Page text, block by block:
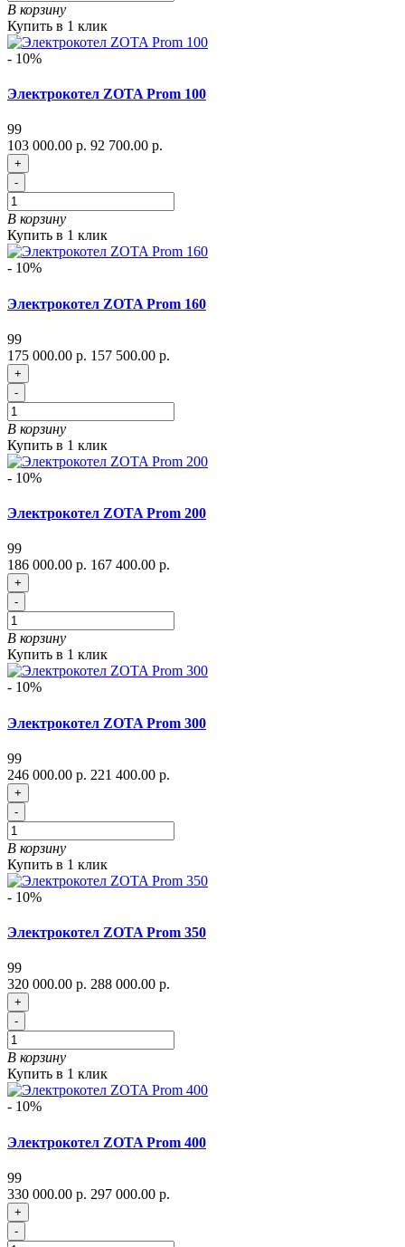
В корзину
Купить в 1 клик
- 10%
Электрокотел ZOTA Prom 100
99
103 000.00 р. 92 700.00 р.
+
-
В корзину
Купить в 1 клик
- 10%
Электрокотел ZOTA Prom 160
99
175 000.00 р. 157 500.00 р.
+
-
В корзину
Купить в 1 клик
- 10%
Электрокотел ZOTA Prom 200
99
186 000.00 р. 167 400.00 р.
+
-
В корзину
Купить в 1 клик
- 10%
Электрокотел ZOTA Prom 300
99
246 000.00 р. 221 400.00 р.
+
-
В корзину
Купить в 1 клик
- 10%
Электрокотел ZOTA Prom 350
99
320 000.00 р. 288 000.00 р.
+
-
В корзину
Купить в 1 клик
- 10%
Электрокотел ZOTA Prom 400
99
330 000.00 р. 297 000.00 р.
+
-